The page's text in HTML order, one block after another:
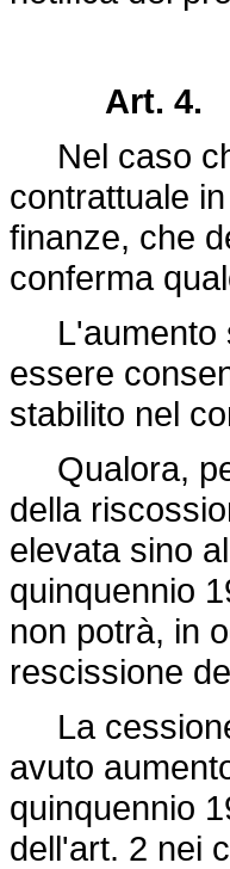
Art. 4.
Nel caso
contrattuale
finanze, che
conferma
L'aumento
essere
stabilito nel
Qualora,
della
elevata sino
quinquennio
non potrà, in
rescissione
La cessione
avuto
quinquennio
dell'art. 2 nei